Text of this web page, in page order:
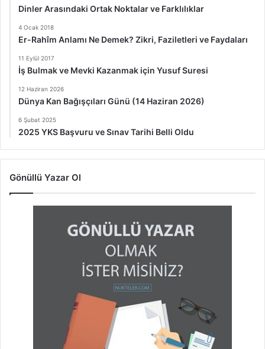
Dinler Arasındaki Ortak Noktalar ve Farklılıklar
4 Ocak 2018
Er-Rahîm Anlamı Ne Demek? Zikri, Faziletleri ve Faydaları
11 Eylül 2017
İş Bulmak ve Mevki Kazanmak için Yusuf Suresi
12 Haziran 2026
Dünya Kan Bağışçıları Günü (14 Haziran 2026)
6 Şubat 2025
2025 YKS Başvuru ve Sınav Tarihi Belli Oldu
Gönüllü Yazar Ol